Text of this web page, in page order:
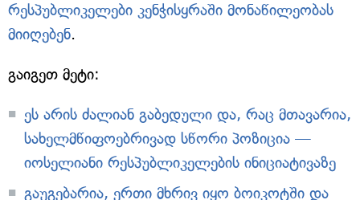
რესპუბლიკელები კენჭისყრაში მონაწილეობას
მიიღებენ.
გაიგეთ მეტი:
ეს არის ძალიან გაბედული და, რაც მთავარია,
სახელმწიფოებრივად სწორი პოზიცია —
იოსელიანი რესპუბლიკელების ინიციატივაზე
გაუგებარია, ერთი მხრივ იყო ბოიკოტში და